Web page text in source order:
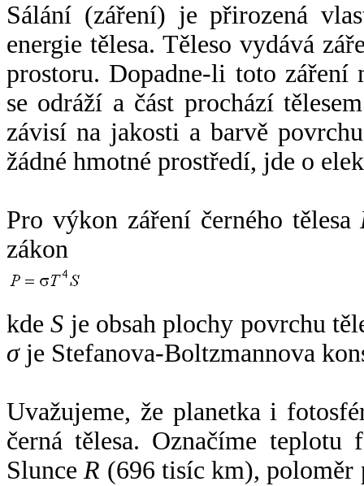
Sálání (záření) je přirozená
energie tělesa. Těleso vydává
prostoru. Dopadne-li toto záření
se odráží a část prochází
závisí na jakosti a barvě
žádné hmotné prostředí, jde o
Pro výkon záření černého tělesa
zákon
kdeS je obsah plochy povrchu
σje Stefanova-Boltzmannova
Uvažujeme, že planetka i
černá tělesa. Označíme
SlunceR (696 tisíc km),